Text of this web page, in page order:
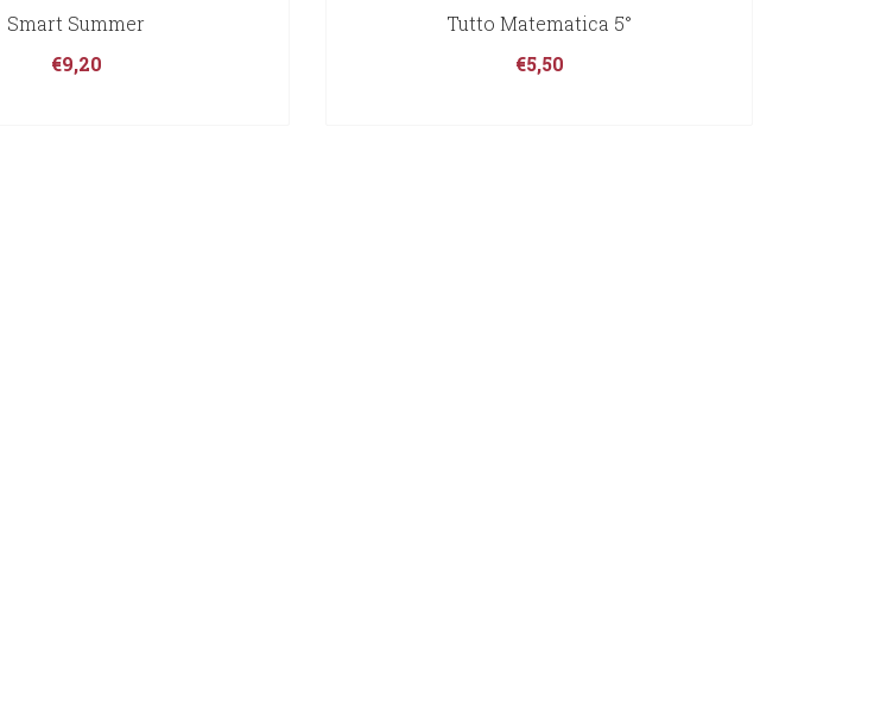
Smart Summer
€9,20
Tutto Matematica 5°
€5,50